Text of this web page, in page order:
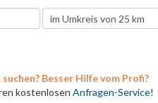
Besser Hilfe vom Profi?
kostenlosen Anfragen-Service!